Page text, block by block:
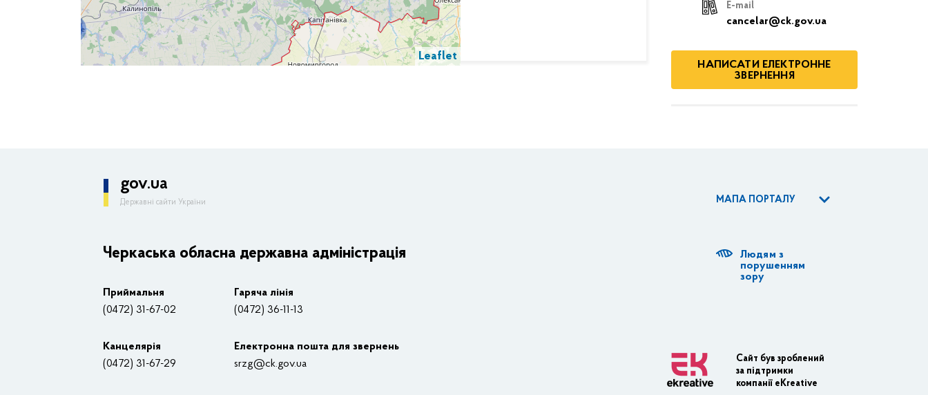
Leaflet
E-mail
cancelar@ck.gov.ua
НАПИСАТИ ЕЛЕКТРОННЕ
ЗВЕРНЕННЯ
gov.ua
Державні сайти України МАПА ПОРТАЛУ
Керівництво адміністрації
Вакансії
Структурні підрозділи ОДА
Залізничний транспорт
Внутрішній водний транспорт
Черкаська обласна державна адміністрація
Приймальня
(0472) 31-67-02
Канцелярiя
(0472) 31-67-29
Гаряча лінія
(0472) 36-11-13
Електронна пошта для звернень
srzg@ck.gov.ua
Людям з
порушенням
зору
Сайт був зроблений
за підтримки
компанії eKreative